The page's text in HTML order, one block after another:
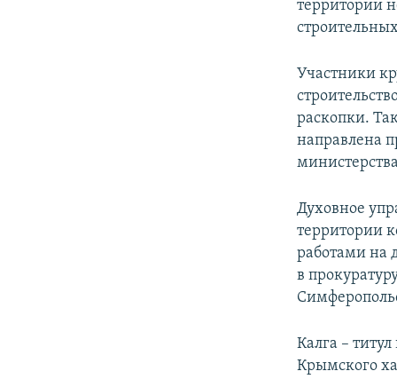
территории
Участники
раскопки.
направлена
Духовное
территории
работами на
в
Калга –
Крымского